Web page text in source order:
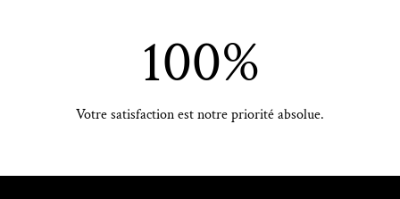
100%
Votre satisfaction est notre priorité absolue.